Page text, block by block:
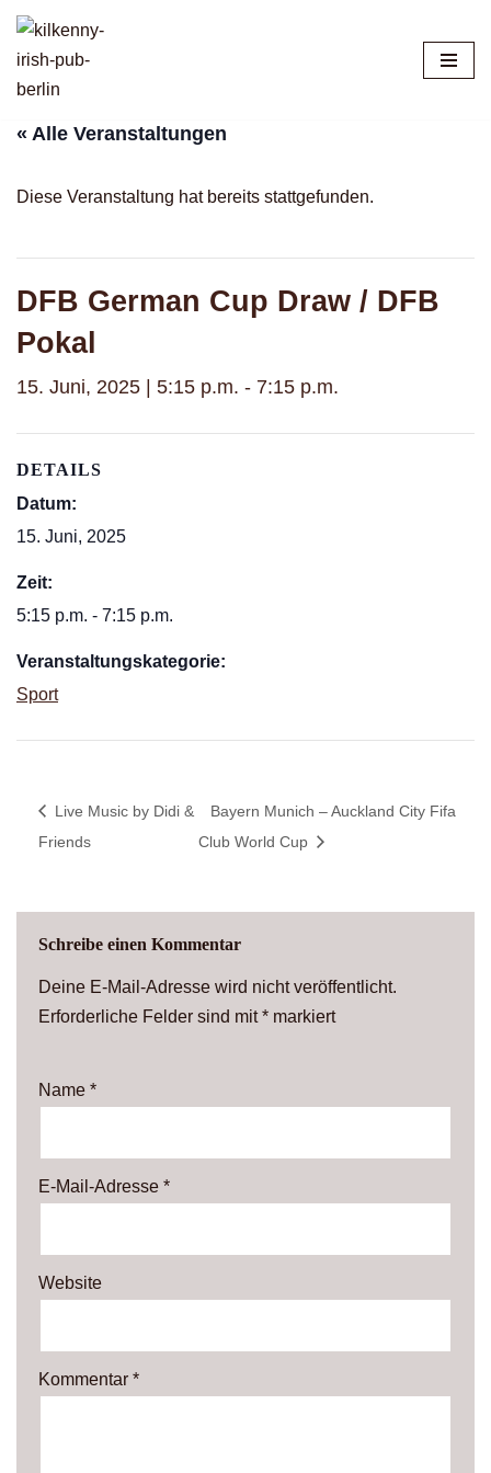
Zum
Inhalt
« Alle Veranstaltungen
Diese Veranstaltung hat bereits stattgefunden.
DFB German Cup Draw / DFB
Pokal
15. Juni, 2025 | 5:15 p.m. - 7:15 p.m.
DETAILS
Datum:
15. Juni, 2025
Zeit:
5:15 p.m. - 7:15 p.m.
Veranstaltungskategorie:
Sport
Live Music by Didi &
Friends
Bayern Munich – Auckland City Fifa
Club World Cup
Schreibe einen Kommentar
Deine E-Mail-Adresse wird nicht veröffentlicht.
Erforderliche Felder sind mit* markiert
Name *
E-Mail-Adresse *
Website
Kommentar *